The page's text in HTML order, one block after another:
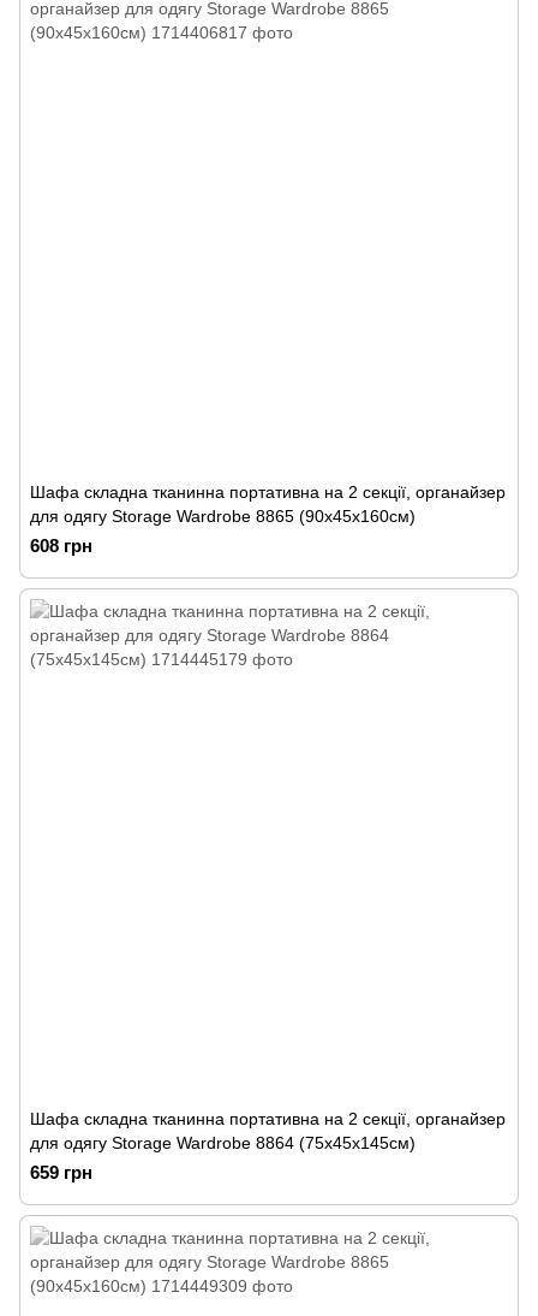
Шафа складна тканинна портативна на 2 секції, органайзер
для одягу Storage Wardrobe 8865 (90х45х160см)
608 грн
Шафа складна тканинна портативна на 2 секції, органайзер
для одягу Storage Wardrobe 8864 (75х45х145см)
659 грн